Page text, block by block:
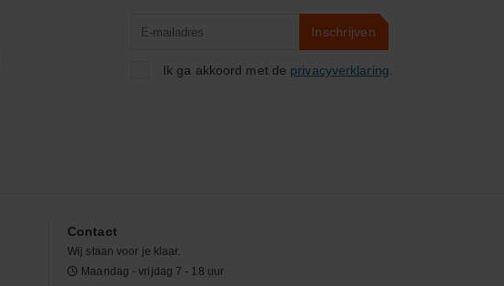
Inschrijven
Ik ga akkoord met de privacyverklaring
Contact
Wij staan voor je klaar.
Maandag - vrijdag 7 - 18 uur